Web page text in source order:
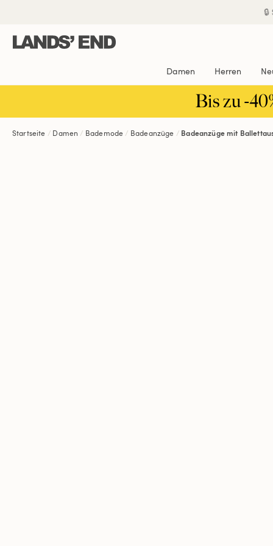
Inhalt
Navigation
Suche
Damen Herren
Bis zu -
Startseite Damen Bademode Badeanzüge Badeanzüge mit